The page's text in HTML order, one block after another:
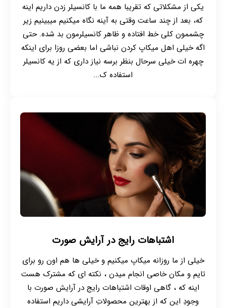
یکی از مشکلاتی که تقریبا همه ما با کانسیلر زدن داریم اینه
که، بعد از چند ساعت وقتی به آینه نگاه میکنیم میبینیم زیر
چشممون کلی خط افتاده و ظاهر کانسیلرمون بد شده. حتی
اگه خیلی اهل میکاپ کردن نباشی اما بعضی روزا برای اینکه
چهره ات خیلی سرحال بنظر برسه نیاز داری که از یه کانسیلر
استفاده ک...
اشتباهات رایج در آرایش صورت
خیلی از ما روزانه میکاپ میکنیم و خیلی ها هم اون رو برای
تایم و مکان خاصی انجام میدن ، نکته ای که مشترک هست
اینه که ، گاهی اوقات اشتباهات رایج در آرایش صورت با
وجودِ این که از بهترین محصولاتِ آرایشی داریم استفاده